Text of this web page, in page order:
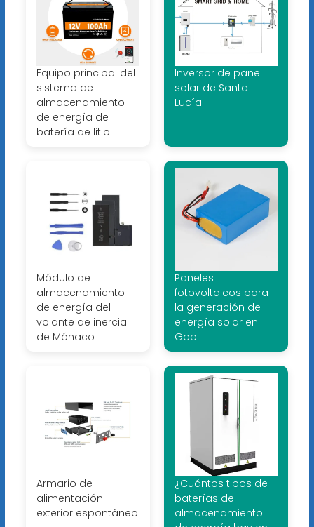
Equipo principal del
sistema de
almacenamiento
de energía de
batería de litio
Inversor de panel
solar de Santa
Lucía
Módulo de
almacenamiento
de energía del
volante de inercia
de Mónaco
Paneles
fotovoltaicos para
la generación de
energía solar en
Gobi
Armario de
alimentación
exterior espontáneo
¿Cuántos tipos de
baterías de
almacenamiento